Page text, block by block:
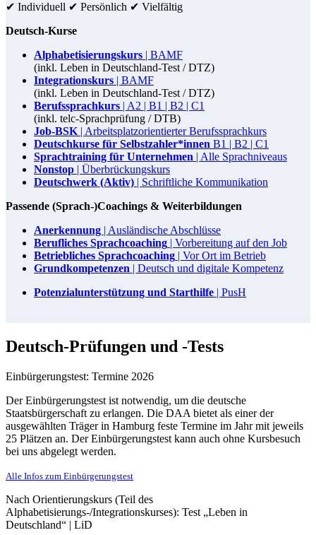
✔ Individuell ✔ Persönlich ✔ Vielfältig
Deutsch-Kurse
Alphabetisierungskurs | BAMF
(inkl. Leben in Deutschland-Test / DTZ)
Integrationskurs | BAMF
(inkl. Leben in Deutschland-Test / DTZ)
Berufssprachkurs | A2 | B1 | B2 | C1
(inkl. telc-Sprachprüfung / DTB)
Job-BSK | Arbeitsplatzorientierter Berufssprachkurs
Deutschkurse für Selbstzahler*innen B1 | B2 | C1
Sprachtraining für Unternehmen | Alle Sprachniveaus
Nonstop | Überbrückungskurs
Deutschwerk (Aktiv) | Schriftliche Kommunikation
Passende (Sprach-)Coachings & Weiterbildungen
Anerkennung | Ausländische Abschlüsse
Berufliches Sprachcoaching | Vorbereitung auf den Job
Betriebliches Sprachcoaching | Vor Ort im Betrieb
Grundkompetenzen | Deutsch und digitale Kompetenz
Potenzialunterstützung und Starthilfe | PusH
Deutsch-Prüfungen und -Tests
Einbürgerungstest: Termine 2026
Der Einbürgerungstest ist notwendig, um die deutsche
Staatsbürgerschaft zu erlangen. Die DAA bietet als einer der
ausgewählten Träger in Hamburg feste Termine im Jahr mit jeweils
25 Plätzen an. Der Einbürgerungstest kann auch ohne Kursbesuch
bei uns abgelegt werden.
Alle Infos zum Einbürgerungstest
Nach Orientierungskurs (Teil des
Alphabetisierungs-/Integrationskurses): Test „Leben in
Deutschland“ | LiD